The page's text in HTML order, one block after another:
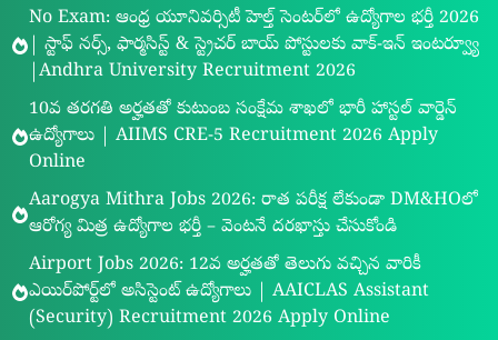
No Exam: ఆంధ్ర యూనివర్సిటీ హెల్త్ సెంటర్‌లో ఉద్యోగాల భర్తీ 2026
| స్టాఫ్ నర్స్, ఫార్మసిస్ట్ & స్ట్రెచర్ బాయ్ పోస్టులకు వాక్-ఇన్ ఇంటర్వ్యూ
|Andhra University Recruitment 2026
10వ తరగతి అర్హతతో కుటుంబ సంక్షేమ శాఖలో భారీ హాస్టల్ వార్డెన్
ఉద్యోగాలు | AIIMS CRE-5 Recruitment 2026 Apply
Online
Aarogya Mithra Jobs 2026: రాత పరీక్ష లేకుండా DM&HOలో
ఆరోగ్య మిత్ర ఉద్యోగాల భర్తీ – వెంటనే దరఖాస్తు చేసుకోండి
Airport Jobs 2026: 12వ అర్హతతో తెలుగు వచ్చిన వారికీ
ఎయిర్‌పోర్ట్‌లో అసిస్టెంట్ ఉద్యోగాలు | AAICLAS Assistant
(Security) Recruitment 2026 Apply Online